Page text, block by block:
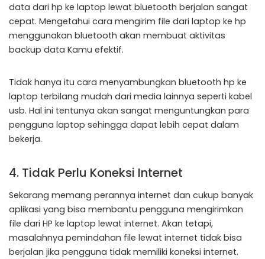
data dari hp ke laptop lewat bluetooth berjalan sangat
cepat. Mengetahui cara mengirim file dari laptop ke hp
menggunakan bluetooth akan membuat aktivitas
backup data Kamu efektif.
Tidak hanya itu cara menyambungkan bluetooth hp ke
laptop terbilang mudah dari media lainnya seperti kabel
usb. Hal ini tentunya akan sangat menguntungkan para
pengguna laptop sehingga dapat lebih cepat dalam
bekerja.
4. Tidak Perlu Koneksi Internet
Sekarang memang perannya internet dan cukup banyak
aplikasi yang bisa membantu pengguna mengirimkan
file dari HP ke laptop lewat internet. Akan tetapi,
masalahnya pemindahan file lewat internet tidak bisa
berjalan jika pengguna tidak memiliki koneksi internet.